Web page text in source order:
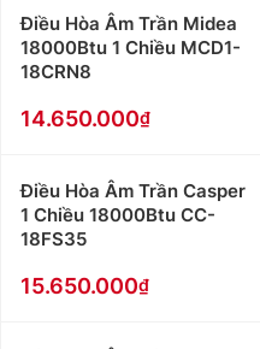
Ống thoát nước của
có độ dốc nhất định,
bên trong đường ống.
Dàn lạnh chỉ có cấu
khiển nên điện năng
điều hoà âm trần.
Cấu tạo và Công dụng
Điều Hòa Âm Trần Midea
18000Btu 1 Chiều MCD1-
18CRN8
14.650.000
Điều Hòa Âm Trần Casper
1 Chiều 18000Btu CC-
18FS35
15.650.000